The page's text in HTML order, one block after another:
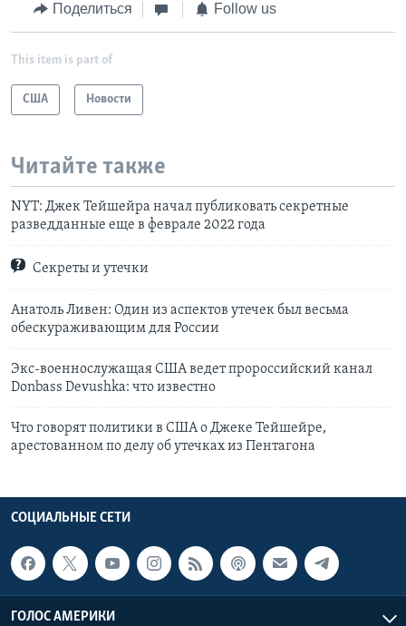
Поделиться Follow us
This item is part of
США Новости
Читайте также
NYT: Джек Тейшейра начал публиковать секретные
разведданные еще в феврале 2022 года
Секреты и утечки
Анатоль Ливен: Один из аспектов утечек был весьма
обескураживающим для России
Экс-военнослужащая США ведет пророссийский канал
Donbass Devushka: что известно
Что говорят политики в США о Джеке Тейшейре,
арестованном по делу об утечках из Пентагона
СОЦИАЛЬНЫЕ СЕТИ
ГОЛОС АМЕРИКИ